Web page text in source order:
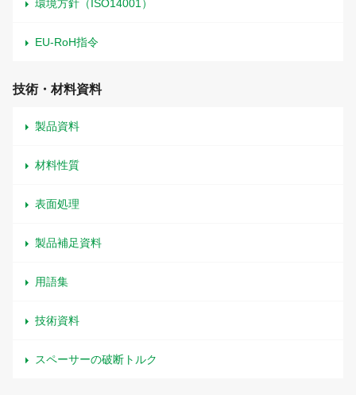
環境方針（ISO14001）
EU-RoH指令
技術・材料資料
製品資料
材料性質
表面処理
製品補足資料
用語集
技術資料
スペーサーの破断トルク